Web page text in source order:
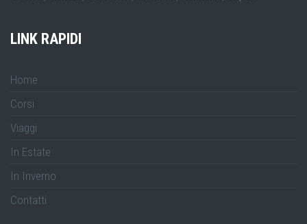
LINK RAPIDI
Home
Corsi
Viaggi
In Estate
In Inverno
Contatti